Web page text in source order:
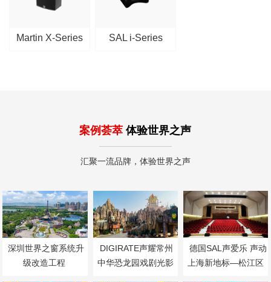
Martin X-Series SAL i-Series
案例荟萃 体验世界之声
汇聚一流品牌，体验世界之声
深圳世界之窗系统升
级改造工程
DIGIRATE声耀常州
中华恐龙园戏剧光影
德国SAL声爱乐 声动
上海新地标—松江区